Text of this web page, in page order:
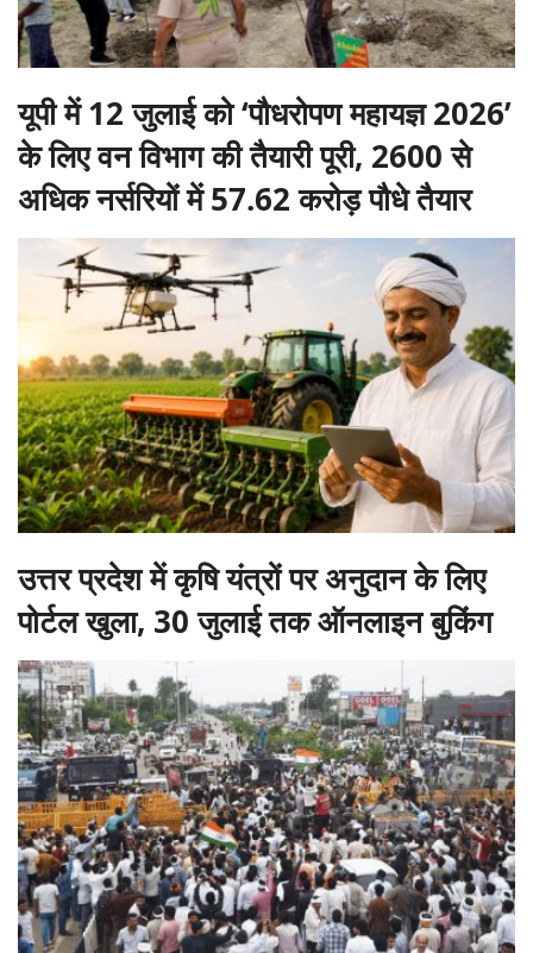
यूपी में 12 जुलाई को ‘पौधरोपण महायज्ञ 2026’
के लिए वन विभाग की तैयारी पूरी, 2600 से
अधिक नर्सरियों में 57.62 करोड़ पौधे तैयार
उत्तर प्रदेश में कृषि यंत्रों पर अनुदान के लिए
पोर्टल खुला, 30 जुलाई तक ऑनलाइन बुकिंग